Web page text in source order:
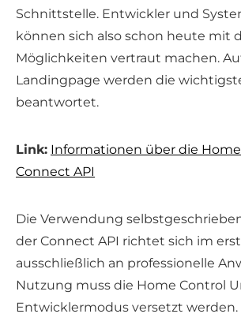
Schnittstelle. Entwickler und
können sich also schon heute mit
Möglichkeiten vertraut machen.
Landingpage werden die
beantwortet.
Link: Informationen über die
Connect API
Die Verwendung
der Connect API richtet sich im
ausschließlich an professionelle
Nutzung muss die Home Control
Entwicklermodus versetzt werden.